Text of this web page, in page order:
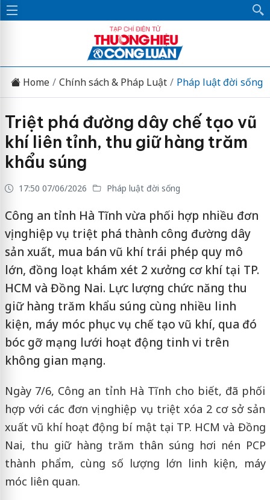
Home Chính sách & Pháp Luật Pháp luật đời sống
Triệt phá đường dây chế tạo vũ
khí liên tỉnh, thu giữ hàng trăm
khẩu súng
17:50 07/06/2026 Pháp luật đời sống
Công an tỉnh Hà Tĩnh vừa phối hợp nhiều đơn
vị nghiệp vụ triệt phá thành công đường dây
sản xuất, mua bán vũ khí trái phép quy mô
lớn, đồng loạt khám xét 2 xưởng cơ khí tại TP.
HCM và Đồng Nai. Lực lượng chức năng thu
giữ hàng trăm khẩu súng cùng nhiều linh
kiện, máy móc phục vụ chế tạo vũ khí, qua đó
bóc gỡ mạng lưới hoạt động tinh vi trên
không gian mạng.
Ngày 7/6, Công an tỉnh Hà Tĩnh cho biết, đã phối
hợp với các đơn vị nghiệp vụ triệt xóa 2 cơ sở sản
xuất vũ khí hoạt động bí mật tại TP. HCM và Đồng
Nai, thu giữ hàng trăm thân súng hơi nén PCP
thành phẩm, cùng số lượng lớn linh kiện, máy
móc liên quan.